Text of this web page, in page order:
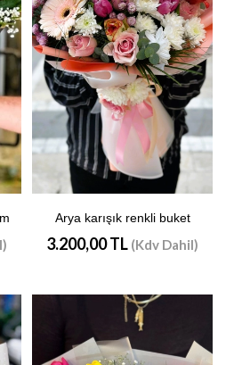
Arya karışık renkli buket
3.200,00 TL (Kdv Dahil)